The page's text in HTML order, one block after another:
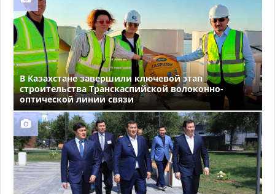
В Казахстане завершили ключевой этап
строительства Транскаспийской волоконно-
оптической линии связи